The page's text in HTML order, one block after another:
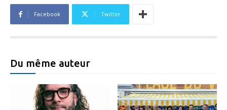
Facebook Twitter
Du même auteur